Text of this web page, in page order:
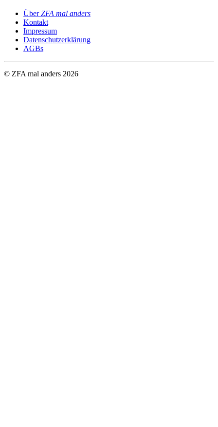
ÜberZFA mal anders
Kontakt
Impressum
Datenschutzerklärung
AGBs
© ZFA mal anders 2026